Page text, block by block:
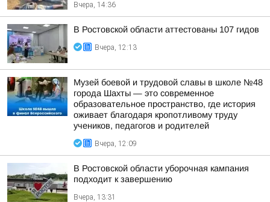
Вчера, 14:36
В Ростовской области аттестованы 107 гидов
Вчера, 12:13
Музей боевой и трудовой славы в школе №48
города Шахты — это современное
образовательное пространство, где история
оживает благодаря кропотливому труду
учеников, педагогов и родителей
Вчера, 12:09
В Ростовской области уборочная кампания
подходит к завершению
Вчера, 13:31